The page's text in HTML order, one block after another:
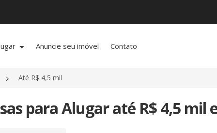
Anuncie seu imóvel Contato
Até R$ 4,5 mil
para Alugar até R$ 4,5